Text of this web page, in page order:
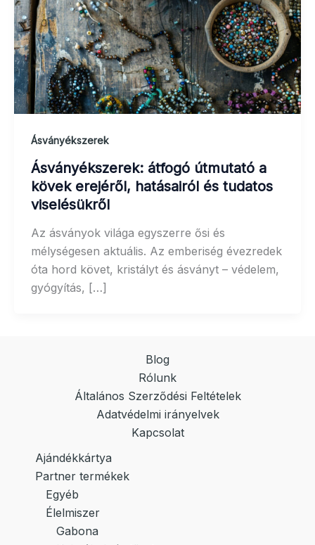
Ásványékszerek
Ásványékszerek: átfogó útmutató a
kövek erejéről, hatásairól és tudatos
viselésükről
Az ásványok világa egyszerre ősi és
mélységesen aktuális. Az emberiség évezredek
óta hord követ, kristályt és ásványt – védelem,
gyógyítás, […]
Blog
Rólunk
Általános Szerződési Feltételek
Adatvédelmi irányelvek
Kapcsolat
Ajándékkártya
Partner termékek
Egyéb
Élelmiszer
Gabona